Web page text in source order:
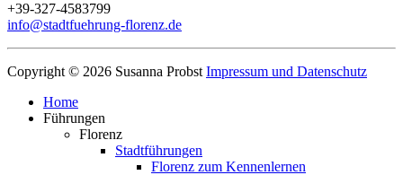
+39-327-4583799
info@stadtfuehrung-florenz.de
Copyright © 2026 Susanna Probst Impressum und Datenschutz
Home
Führungen
Florenz
Stadtführungen
Florenz zum Kennenlernen